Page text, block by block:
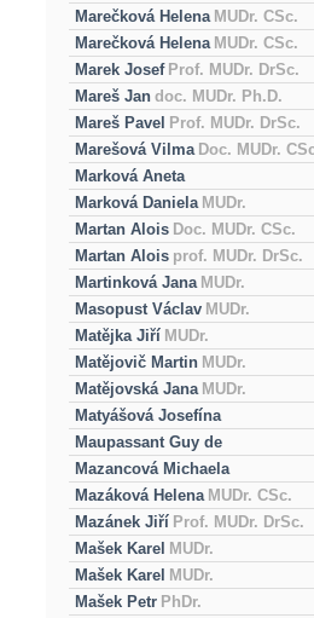
Marečková Helena MUDr. CSc.
Marečková Helena MUDr. CSc.
Marek Josef Prof. MUDr. DrSc.
Mareš Jan doc. MUDr. Ph.D.
Mareš Pavel
Prof. MUDr. DrSc.
Marešová Vilma Doc. MUDr.
Marková Aneta
Marková Daniela MUDr.
Martan Alois Doc. MUDr. CSc.
Martan Alois prof. MUDr. DrSc.
Martinková Jana MUDr.
Masopust Václav MUDr.
Matějka Jiří MUDr.
Matějovič Martin MUDr.
Matějovská Jana MUDr.
Matyášová Josefína
Maupassant Guy de
Mazancová Michaela
Mazáková Helena MUDr. CSc.
Mazánek Jiří Prof. MUDr. DrSc.
Mašek Karel MUDr.
Mašek Karel MUDr.
Mašek Petr PhDr.